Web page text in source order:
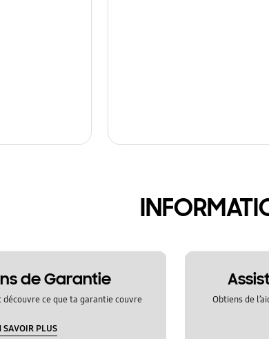
de Garantie
ce que ta garantie couvre
SAVOIR PLUS
Obtiens de